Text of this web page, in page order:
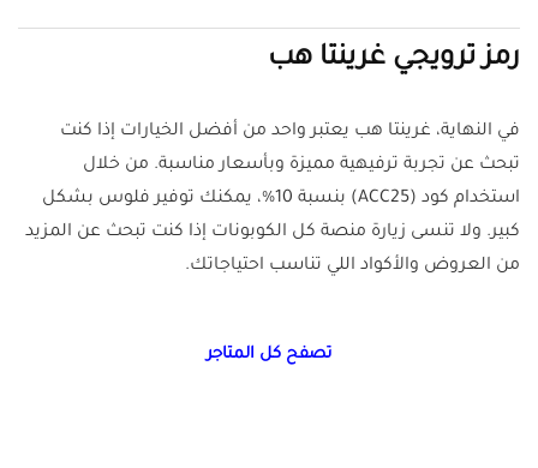
رمز ترويجي غرينتا هب
في النهاية، غرينتا هب يعتبر واحد من أفضل الخيارات إذا كنت
تبحث عن تجربة ترفيهية مميزة وبأسعار مناسبة. من خلال
استخدام كود (ACC25) بنسبة 10%، يمكنك توفير فلوس بشكل
كبير. ولا تنسى زيارة منصة كل الكوبونات إذا كنت تبحث عن المزيد
من العروض والأكواد اللي تناسب احتياجاتك.
تصفح كل المتاجر